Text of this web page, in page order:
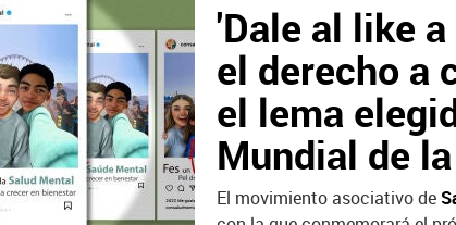
'Dale al like
el derecho a
el lema
Mundial de
El movimiento asociativo de